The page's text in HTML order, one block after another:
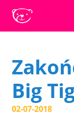
Big
02-07-2018